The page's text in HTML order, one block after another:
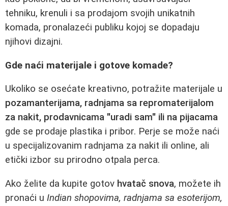
tehniku, krenuli i sa prodajom svojih unikatnih
komada, pronalazeći publiku kojoj se dopadaju
njihovi dizajni.
Gde naći materijale i gotove komade?
Ukoliko se osećate kreativno, potražite materijale u
pozamanterijama, radnjama sa repromaterijalom
za nakit, prodavnicama "uradi sam" ili na pijacama
gde se prodaje plastika i pribor. Perje se može naći
u specijalizovanim radnjama za nakit ili online, ali
etički izbor su prirodno otpala perca.
Ako želite da kupite gotov hvatač snova, možete ih
pronaći u Indian shopovima, radnjama sa esoterijom,